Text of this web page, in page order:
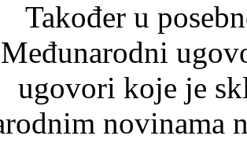
Također u
Međunarodni
ugovori koje je
novinama